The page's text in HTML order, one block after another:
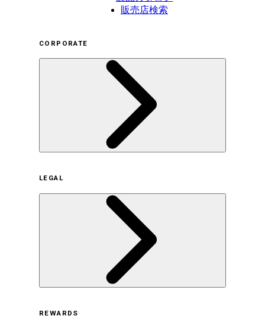
販売店検索
CORPORATE
サステナビリティの取り組み（日本）
サステナビリティの取り組み（米国/英語）
ヒストリー
採用情報
LEGAL
REWARDS